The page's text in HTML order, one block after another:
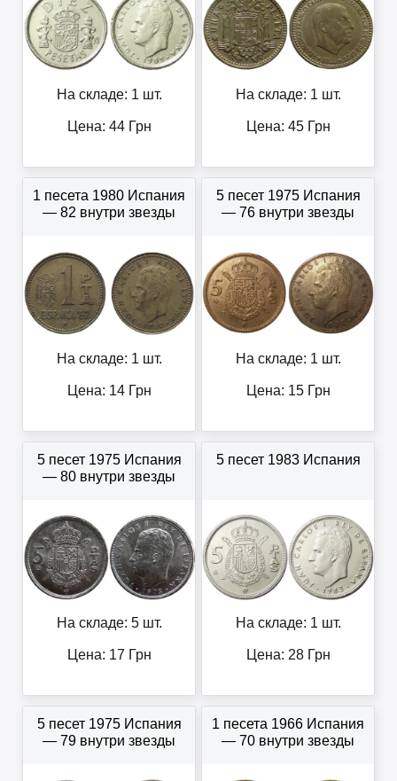
На складе: 1 шт.
Цена: 44Грн
На складе: 1 шт.
Цена: 45Грн
1 песета 1980 Испания
— 82 внутри звезды
На складе: 1 шт.
Цена: 14Грн
5 песет 1975 Испания
— 76 внутри звезды
На складе: 1 шт.
Цена: 15Грн
5 песет 1975 Испания
— 80 внутри звезды
На складе: 5 шт.
Цена: 17 Грн
5 песет 1983 Испания
На складе: 1 шт.
Цена: 28Грн
5 песет 1975 Испания
— 79 внутри звезды
1 песета 1966 Испания
— 70 внутри звезды